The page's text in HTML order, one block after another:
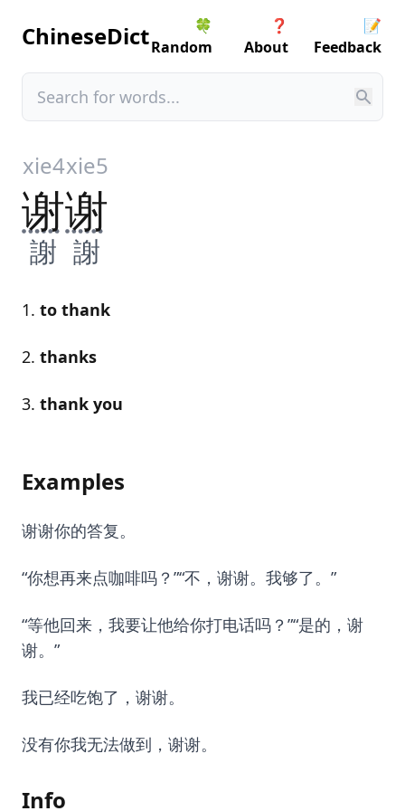
ChineseDict
🍀
Random
❓
About
📝
Feedback
谢
xie4
謝
谢
xie5
謝
to thank
thanks
thank you
Examples
谢谢你的答复。
“你想再来点咖啡吗？”“不，谢谢。我够了。”
“等他回来，我要让他给你打电话吗？”“是的，谢
谢。”
我已经吃饱了，谢谢。
没有你我无法做到，谢谢。
Info